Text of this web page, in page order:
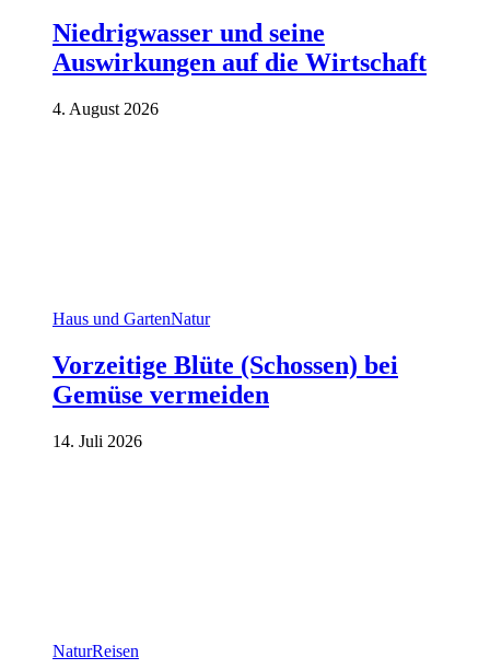
Niedrigwasser und seine
Auswirkungen auf die Wirtschaft
4. August 2026
Haus und GartenNatur
Vorzeitige Blüte (Schossen) bei
Gemüse vermeiden
14. Juli 2026
NaturReisen